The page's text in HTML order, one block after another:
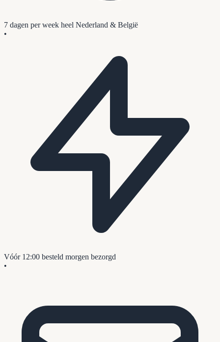
7 dagen per week heel Nederland & België
•
Vóór 12:00 besteld morgen bezorgd
•